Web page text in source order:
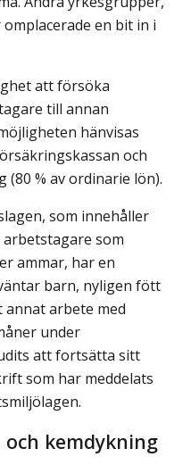
en bit in i
att försöka
till annan
hänvisas
och
% av ordinarie lön).
som innehåller
som
ammar, har en
barn, nyligen fött
arbete med
under
att fortsätta sitt
som har meddelats
och kemdykning